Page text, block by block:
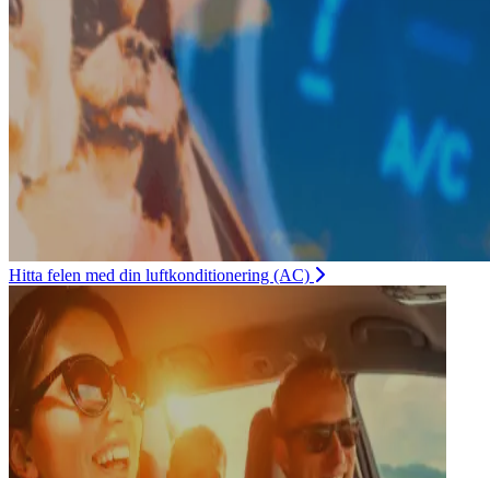
Hitta felen med din luftkonditionering (AC)